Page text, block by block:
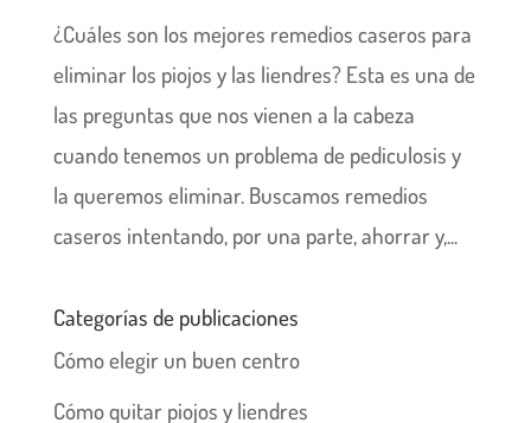
¿Cuáles son los mejores remedios caseros para
eliminar los piojos y las liendres? Esta es una de
las preguntas que nos vienen a la cabeza
cuando tenemos un problema de pediculosis y
la queremos eliminar. Buscamos remedios
caseros intentando, por una parte, ahorrar y,...
Categorías de publicaciones
Cómo elegir un buen centro
Cómo quitar piojos y liendres